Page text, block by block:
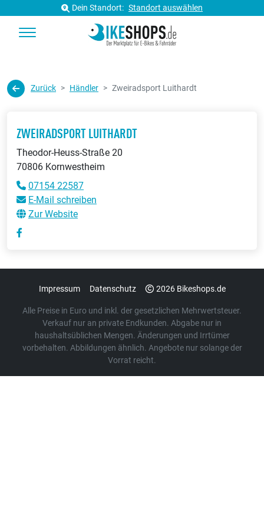
Dein Standort: Standort auswählen
Zurück Händler Zweiradsport Luithardt
ZWEIRADSPORT LUITHARDT
Theodor-Heuss-Straße 20
70806 Kornwestheim
07154 22587
E-Mail schreiben
Zur Website
Impressum Datenschutz 2026 Bikeshops.de
Alle Preise in Euro und inkl. der gesetzlichen Mehrwertsteuer.
Verkauf nur an private Endkunden. Abgabe nur in
haushaltsüblichen Mengen. Änderungen und Irrtümer
vorbehalten. Abbildungen ähnlich. Angebote nur solange der
Vorrat reicht.